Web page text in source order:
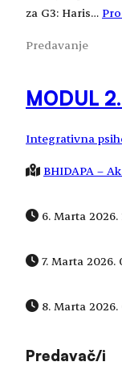
za G3: Haris…
Predavanje
MODUL
Integrativna
BHIDAPA –
6. Marta 2026.
7. Marta 2026.
8. Marta 2026.
Predavač/i